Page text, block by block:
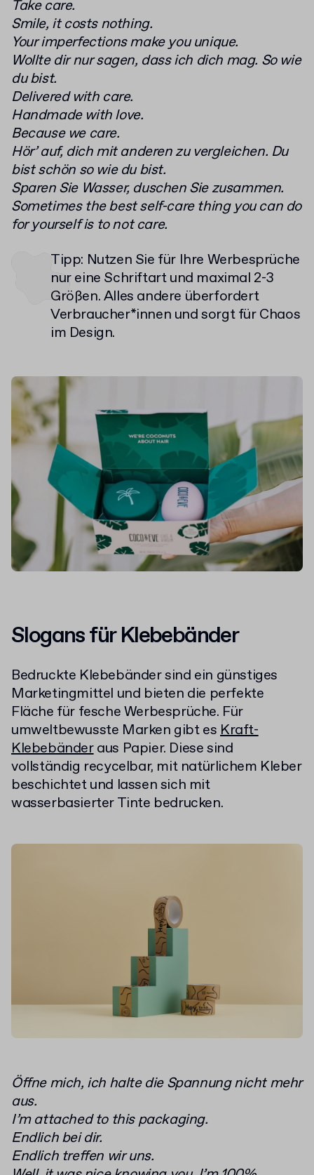
Take care.
Smile, it costs nothing.
Your imperfections make you unique.
Wollte dir nur sagen, dass ich dich mag. So wie
du bist.
Delivered with care.
Handmade with love.
Because we care.
Hör’ auf, dich mit anderen zu vergleichen. Du
bist schön so wie du bist.
Sparen Sie Wasser, duschen Sie zusammen.
Sometimes the best self-care thing you can do
for yourself is to not care.
Tipp: Nutzen Sie für Ihre Werbesprüche
nur eine Schriftart und maximal 2-3
Größen. Alles andere überfordert
Verbraucher*innen und sorgt für Chaos
im Design.
Slogans für Klebebänder
Bedruckte Klebebänder sind ein günstiges
Marketingmittel und bieten die perfekte
Fläche für fesche Werbesprüche. Für
umweltbewusste Marken gibt esKraft-
Klebebänderaus Papier. Diese sind
vollständig recycelbar, mit natürlichem Kleber
beschichtet und lassen sich mit
wasserbasierter Tinte bedrucken.
Öffne mich, ich halte die Spannung nicht mehr
aus.
I’m attached to this packaging.
Endlich bei dir.
Endlich treffen wir uns.